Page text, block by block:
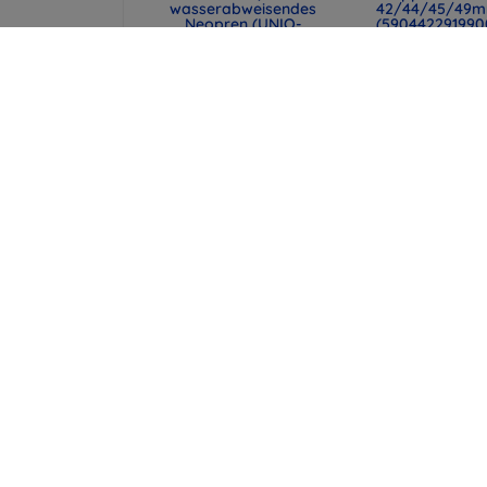
wasserabweisendes
Neopren (UNIQ-
42/44/45/